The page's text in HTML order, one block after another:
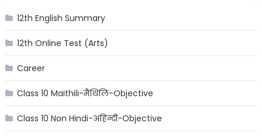
12th English Summary
12th Online Test (Arts)
Career
Class 10 Maithili-मैथिलि-Objective
Class 10 Non Hindi-अहिन्दी-Objective